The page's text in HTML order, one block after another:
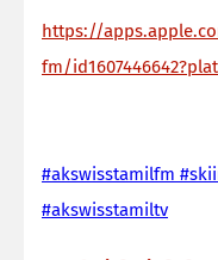
https://
fm/
#akswisstamilfm
#akswisstamiltv